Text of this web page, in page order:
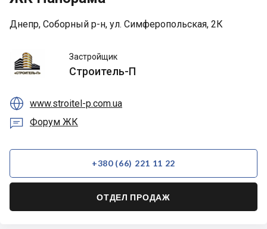
Днепр, Соборный р-н, ул. Симферопольская, 2К
Строитель-
П
Застройщик
Строитель-П
 www.stroitel-p.com.ua
 Форум ЖК
+380 (66) 221 11 22
ОТДЕЛ ПРОДАЖ